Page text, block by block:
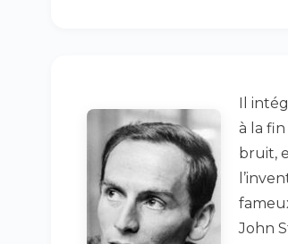
Il
à la
bruit,
John